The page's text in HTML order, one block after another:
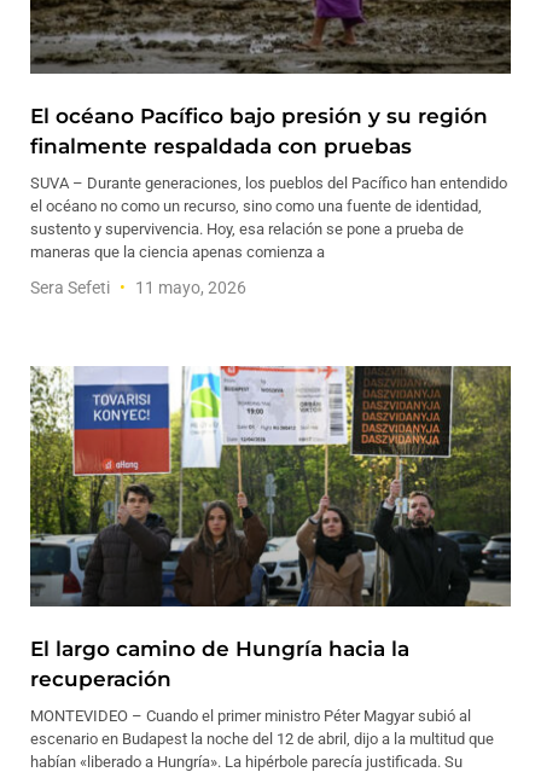
El océano Pacífico bajo presión y su región
finalmente respaldada con pruebas
SUVA – Durante generaciones, los pueblos del Pacífico han entendido
el océano no como un recurso, sino como una fuente de identidad,
sustento y supervivencia. Hoy, esa relación se pone a prueba de
maneras que la ciencia apenas comienza a
Sera Sefeti 11 mayo, 2026
El largo camino de Hungría hacia la
recuperación
MONTEVIDEO – Cuando el primer ministro Péter Magyar subió al
escenario en Budapest la noche del 12 de abril, dijo a la multitud que
habían «liberado a Hungría». La hipérbole parecía justificada. Su